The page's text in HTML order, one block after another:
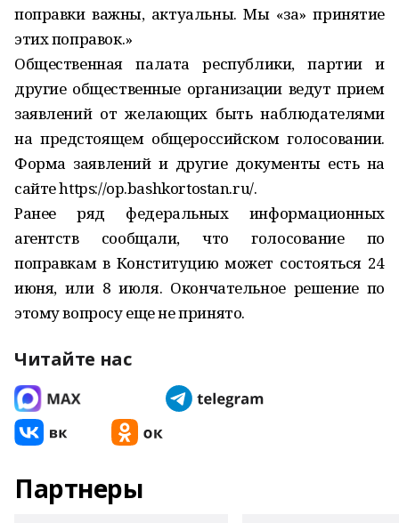
поправки важны, актуальны. Мы «за» принятие
этих поправок.»
Общественная палата республики, партии и
другие общественные организации ведут прием
заявлений от желающих быть наблюдателями
на предстоящем общероссийском голосовании.
Форма заявлений и другие документы есть на
сайте https://op.bashkortostan.ru/.
Ранее ряд федеральных информационных
агентств сообщали, что голосование по
поправкам в Конституцию может состояться 24
июня, или 8 июля. Окончательное решение по
этому вопросу еще не принято.
Читайте нас
Партнеры